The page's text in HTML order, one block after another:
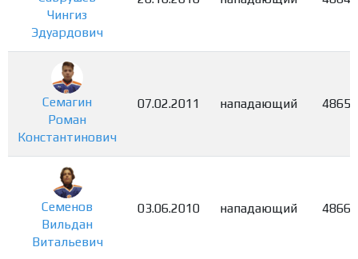
Чингиз
Эдуардович
Семагин
Роман
Константинович
07.02.2011 нападающий 4865
Семенов
Вильдан
Витальевич
03.06.2010 нападающий 4866